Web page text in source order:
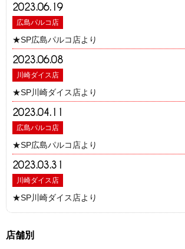
2023.06.19
広島パルコ店
★SP広島パルコ店より
2023.06.08
川崎ダイス店
★SP川崎ダイス店より
2023.04.11
広島パルコ店
★SP広島パルコ店より
2023.03.31
川崎ダイス店
★SP川崎ダイス店より
店舗別